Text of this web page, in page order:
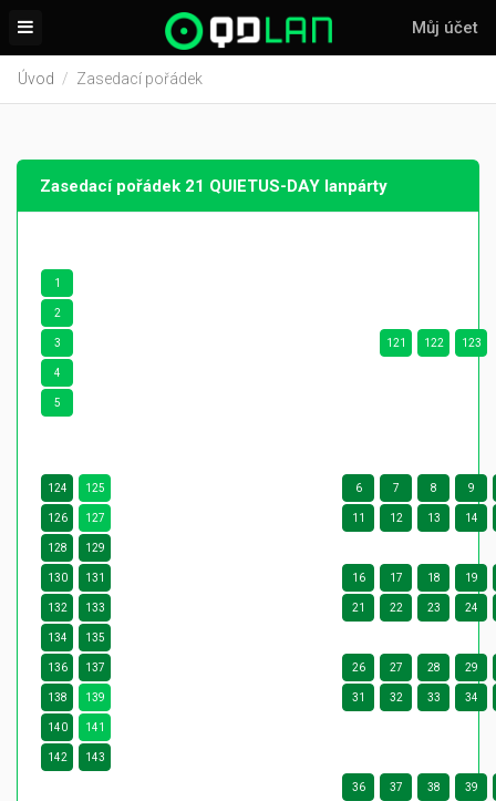
Můj účet
Úvod Zasedací pořádek
Zasedací pořádek 21 QUIETUS-DAY lanpárty
1
2
3 121 122 123
4
5
124 125 6 7 8 9
126 127 11 12 13 14
128 129
130 131 16 17 18 19
132 133 21 22 23 24
134 135
136 137 26 27 28 29
138 139 31 32 33 34
140 141
142 143
36 37 38 39